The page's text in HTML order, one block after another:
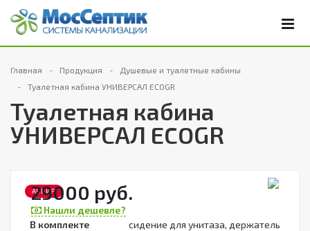
Главная Продукция
Душевые и туалетные кабины
Туалетная кабина УНИВЕРСАЛ ECOGR
Туалетная кабина
УНИВЕРСАЛ ECOGR
АКЦИЯ
29000 руб.
Нашли дешевле?
В комплекте
сидение для унитаза, держатель